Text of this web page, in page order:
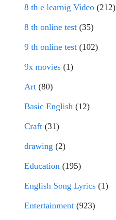
8 th e learnig Video (212)
8 th online test (35)
9 th online test (102)
9x movies (1)
Art (80)
Basic English (12)
Craft (31)
drawing (2)
Education (195)
English Song Lyrics (1)
Entertainment (923)